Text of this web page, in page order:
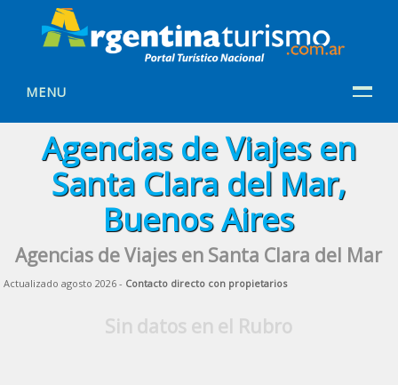
MENU
Agencias de Viajes en
Santa Clara del Mar,
Buenos Aires
Agencias de Viajes en Santa Clara del Mar
Actualizado agosto 2026 - Contacto directo con propietarios
Sin datos en el Rubro